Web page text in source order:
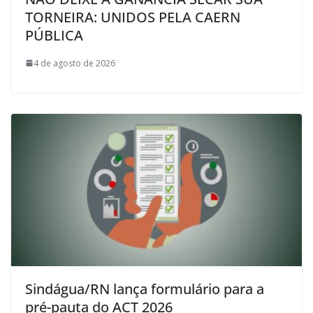
TORNEIRA: UNIDOS PELA CAERN
PÚBLICA
4 de agosto de 2026
Sindágua/RN lança formulário para a
pré-pauta do ACT 2026